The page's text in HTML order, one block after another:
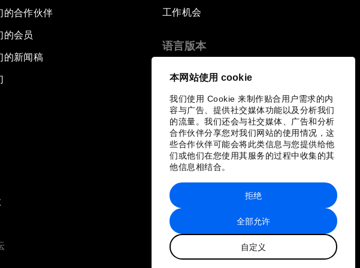
本网站使用 cookie
我们使用 Cookie 来制作贴合用户需求的内
容与广告、提供社交媒体功能以及分析我们
的流量。我们还会与社交媒体、广告和分析
合作伙伴分享您对我们网站的使用情况，这
些合作伙伴可能会将此类信息与您提供给他
们或他们在您使用其服务的过程中收集的其
他信息相结合。
全部允许
自定义
拒绝
的合作伙伴
的会员
的新闻稿
工作机会
语言版本